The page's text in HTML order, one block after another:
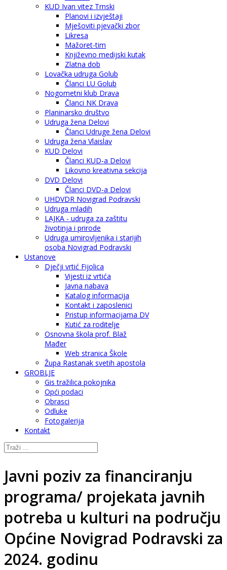
KUD Ivan vitez Trnski
Planovi i izvještaji
Mješoviti pjevački zbor
Likresa
Mažoret-tim
Književno medijski kutak
Zlatna dob
Lovačka udruga Golub
Članci LU Golub
Nogometni klub Drava
Članci NK Drava
Planinarsko društvo
Udruga žena Delovi
Članci Udruge žena Delovi
Udruga žena Vlaislav
KUD Delovi
Članci KUD-a Delovi
Likovno kreativna sekcija
DVD Delovi
Članci DVD-a Delovi
UHDVDR Novigrad Podravski
Udruga mladih
LAJKA - udruga za zaštitu
životinja i prirode
Udruga umirovljenika i starijih
osoba Novigrad Podravski
Ustanove
Dječji vrtić Fijolica
Vijesti iz vrtića
Javna nabava
Katalog informacija
Kontakt i zaposlenici
Pristup informacijama DV
Kutić za roditelje
Osnovna škola prof. Blaž
Mađer
Web stranica Škole
Župa Rastanak svetih apostola
GROBLJE
Gis tražilica pokojnika
Opći podaci
Obrasci
Odluke
Fotogalerija
Kontakt
Javni poziv za financiranju
programa/ projekata javnih
potreba u kulturi na području
Općine Novigrad Podravski za
2024. godinu